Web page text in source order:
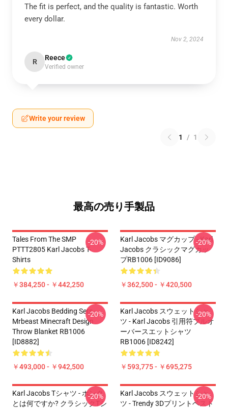
The fit is perfect, and the quality is fantastic. Worth
every dollar.
Nov 2, 2024
R Reece
Verified owner
Write your review
1 / 1
最高の売り手製品
Tales From The SMP
PTTT2805 Karl Jacobs T-
Shirts
￥384,250 - ￥442,250
-20%
Karl Jacobs マグカップ - Karl
Jacobs クラシックマグカッ
プRB1006 [ID9086]
￥362,500 - ￥420,500
-20%
Karl Jacobs Bedding Sets -
Mrbeast Minecraft Design
Throw Blanket RB1006
[ID8882]
￥493,000 - ￥942,500
-20%
Karl Jacobs スウェットシャ
ツ - Karl Jacobs 引用符プルオ
ーバースエットシャツ
RB1006 [ID8242]
￥593,775 - ￥695,275
-20%
Karl Jacobs Tシャツ - ホンク
とは何ですか? クラシックTシ
-20%
Karl Jacobs スウェットシャ
ツ - Trendy 3Dプリントベスト
-20%